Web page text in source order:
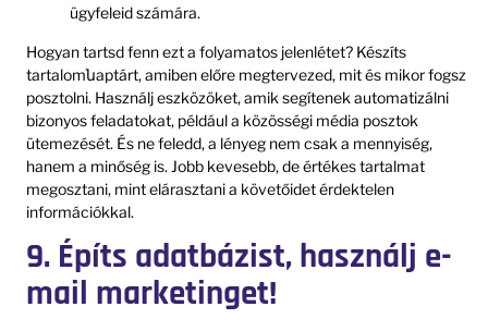
ügyfeleid számára.
Hogyan tartsd fenn ezt a folyamatos jelenlétet? Készíts
tartalomնaptárt, amiben előre megtervezed, mit és mikor fogsz
posztolni. Használj eszközöket, amik segítenek automatizálni
bizonyos feladatokat, például a közösségi média posztok
ütemezését. És ne feledd, a lényeg nem csak a mennyiség,
hanem a minőség is. Jobb kevesebb, de értékes tartalmat
megosztani, mint elárasztani a követőidet érdektelen
információkkal.
9. Építs adatbázist, használj e-
mail marketinget!